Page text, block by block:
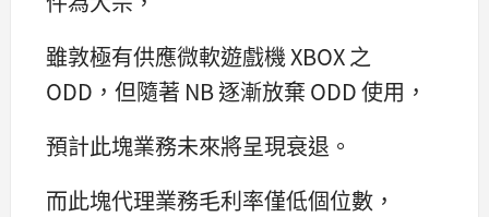
雖敦極有供應微軟遊戲機 XBOX 之
ODD，但隨著 NB 逐漸放棄 ODD 使用，
預計此塊業務未來將呈現衰退。
而此塊代理業務毛利率僅低個位數，